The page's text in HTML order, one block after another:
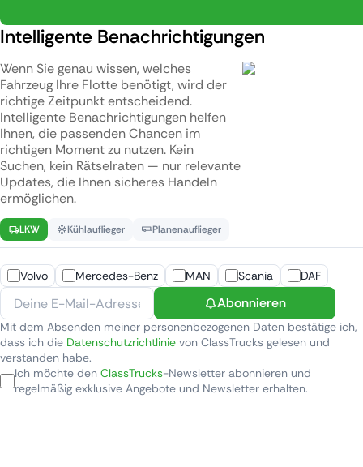
Intelligente Benachrichtigungen
Wenn Sie genau wissen, welches
Fahrzeug Ihre Flotte benötigt, wird der
richtige Zeitpunkt entscheidend.
Intelligente Benachrichtigungen helfen
Ihnen, die passenden Chancen im
richtigen Moment zu nutzen. Kein
Suchen, kein Rätselraten — nur relevante
Updates, die Ihnen sicheres Handeln
ermöglichen.
LKW Kühlauflieger Planenauflieger
Volvo Mercedes-Benz MAN Scania DAF
Abonnieren
Mit dem Absenden meiner personenbezogenen Daten bestätige ich,
dass ich die Datenschutzrichtlinie von ClassTrucks gelesen und
verstanden habe.
Ich möchte den ClassTrucks-Newsletter abonnieren und
regelmäßig exklusive Angebote und Newsletter erhalten.